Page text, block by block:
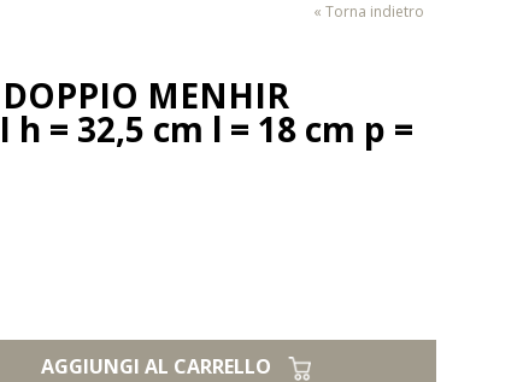
« Torna indietro
MENHIR
h = 32,5 cm l = 18 cm p =
AGGIUNGI AL CARRELLO